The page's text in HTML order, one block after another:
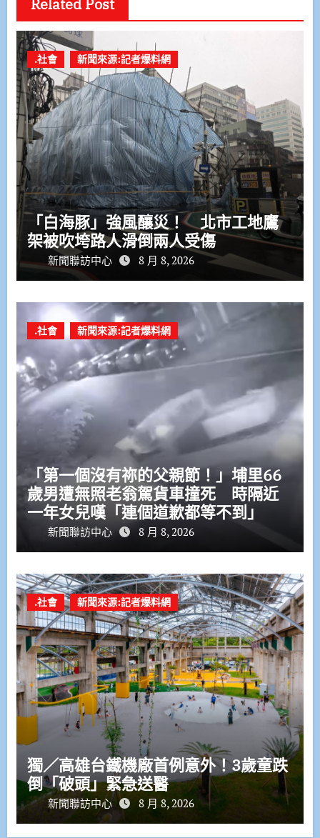
Related Post
.社會 新聞來源:記者爆料網
「白海豚」強風釀災！ 北市工地鷹
架被吹垮路人滑倒兩人受傷
新聞聯訪中心 8 月 8, 2026
.社會 新聞來源:記者爆料網
「第一個沒有祢的父親節！」埔里66
歲男遭無照老翁駕貨車撞死 時隔近
一年女兒嘆「連個道歉都等不到」
新聞聯訪中心 8 月 8, 2026
.社會 新聞來源:記者爆料網
獨／高雄台鐵機廠首例意外！3歲童跌
倒「破頭」緊急送醫
新聞聯訪中心 8 月 8, 2026